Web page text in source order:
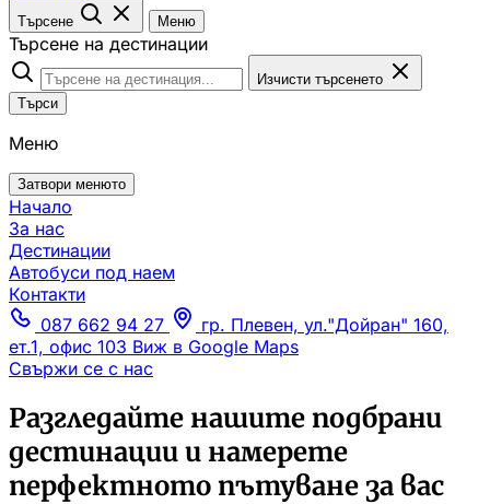
Търсене Меню
Търсене на дестинации
Изчисти търсенето
Търси
Меню
Затвори менюто
Начало
За нас
Дестинации
Автобуси под наем
Контакти
087 662 94 27
гр. Плевен, ул."Дойран" 160,
ет.1, офис 103 Виж в Google Maps
Свържи се с нас
Разгледайте нашите подбрани
дестинации и намерете
перфектното пътуване за вас